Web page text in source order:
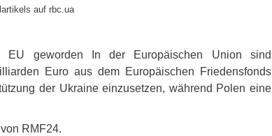
auf rbc.ua
geworden In der Europäischen Union sind
Euro aus dem Europäischen Friedensfonds
der Ukraine einzusetzen, während Polen eine
RMF24.